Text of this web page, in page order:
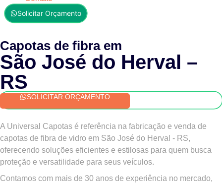
Solicitar Orçamento
Capotas de fibra em
São José do Herval –
RS
SOLICITAR ORÇAMENTO
A Universal Capotas é referência na fabricação e venda de
capotas de fibra de vidro em São José do Herval - RS,
oferecendo soluções eficientes e estilosas para quem busca
proteção e versatilidade para seus veículos.
Contamos com mais de 30 anos de experiência no mercado,